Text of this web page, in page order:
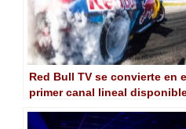
Red Bull TV se convierte en
primer canal lineal